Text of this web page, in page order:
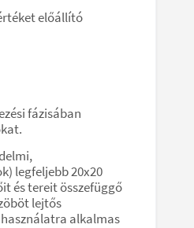
előállító
fázisában
legfeljebb 20x20
és tereit összefüggő
lejtős
alkalmas